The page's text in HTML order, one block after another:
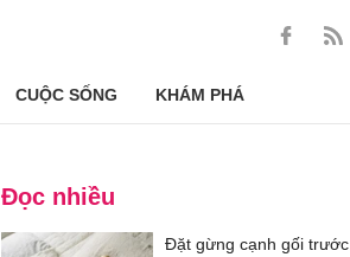
CUỘC SỐNG KHÁM PHÁ
Đọc nhiều
Đặt gừng cạnh gối trước